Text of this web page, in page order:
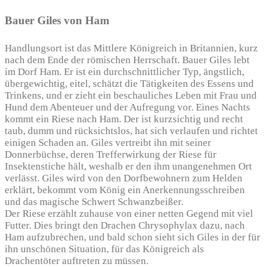
Bauer Giles von Ham
Handlungsort ist das Mittlere Königreich in Britannien, kurz
nach dem Ende der römischen Herrschaft. Bauer Giles lebt
im Dorf Ham. Er ist ein durchschnittlicher Typ, ängstlich,
übergewichtig, eitel, schätzt die Tätigkeiten des Essens und
Trinkens, und er zieht ein beschauliches Leben mit Frau und
Hund dem Abenteuer und der Aufregung vor. Eines Nachts
kommt ein Riese nach Ham. Der ist kurzsichtig und recht
taub, dumm und rücksichtslos, hat sich verlaufen und richtet
einigen Schaden an. Giles vertreibt ihn mit seiner
Donnerbüchse, deren Trefferwirkung der Riese für
Insektenstiche hält, weshalb er den ihm unangenehmen Ort
verlässt. Giles wird von den Dorfbewohnern zum Helden
erklärt, bekommt vom König ein Anerkennungsschreiben
und das magische Schwert Schwanzbeißer.
Der Riese erzählt zuhause von einer netten Gegend mit viel
Futter. Dies bringt den Drachen Chrysophylax dazu, nach
Ham aufzubrechen, und bald schon sieht sich Giles in der für
ihn unschönen Situation, für das Königreich als
Drachentöter auftreten zu müssen.